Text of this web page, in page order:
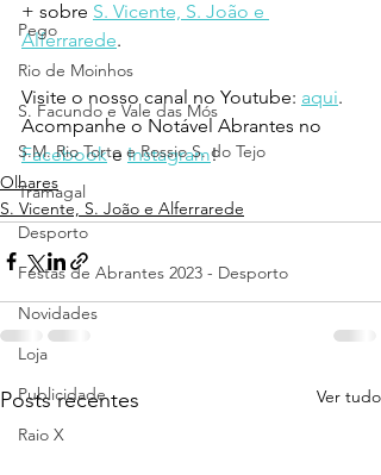
Pego
Rio de Moinhos
S. Facundo e Vale das Mós
S.M. Rio Torto e Rossio S. do Tejo
Tramagal
Desporto
Festas de Abrantes 2023 - Desporto
Novidades
Loja
Publicidade
Raio X
+ sobre S. Vicente, S. João e
Alferrarede.
Visite o nosso canal no Youtube: aqui.
Acompanhe o Notável Abrantes no
Facebook e Instagram!
Olhares
S. Vicente, S. João e Alferrarede
Posts recentes Ver tudo